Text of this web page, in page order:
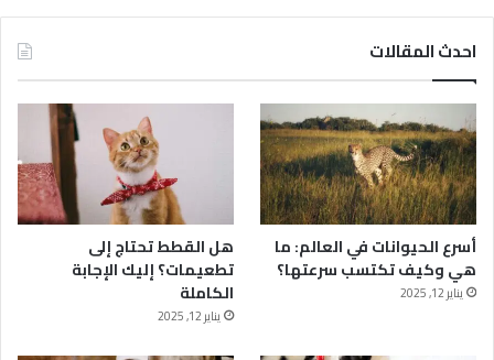
احدث المقالات
أسرع الحيوانات في العالم: ما
هي وكيف تكتسب سرعتها؟
يناير 12, 2025
هل القطط تحتاج إلى
تطعيمات؟ إليك الإجابة
الكاملة
يناير 12, 2025